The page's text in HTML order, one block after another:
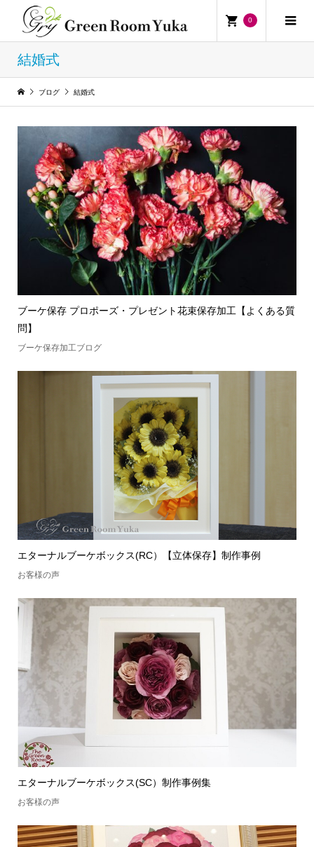
0
結婚式
ブログ 結婚式
ブーケ保存 プロポーズ・プレゼント花束保存加工【よくある質
問】
ブーケ保存加工ブログ
エターナルブーケボックス(RC）【立体保存】制作事例
お客様の声
エターナルブーケボックス(SC）制作事例集
お客様の声